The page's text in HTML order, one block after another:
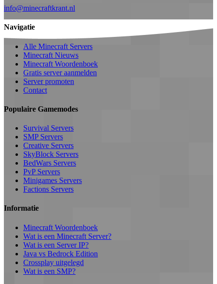
info@minecraftkrant.nl
Navigatie
Alle Minecraft Servers
Minecraft Nieuws
Minecraft Woordenboek
Gratis server aanmelden
Server promoten
Contact
Populaire Gamemodes
Survival Servers
SMP Servers
Creative Servers
SkyBlock Servers
BedWars Servers
PvP Servers
Minigames Servers
Factions Servers
Informatie
Minecraft Woordenboek
Wat is een Minecraft Server?
Wat is een Server IP?
Java vs Bedrock Edition
Crossplay uitgelegd
Wat is een SMP?